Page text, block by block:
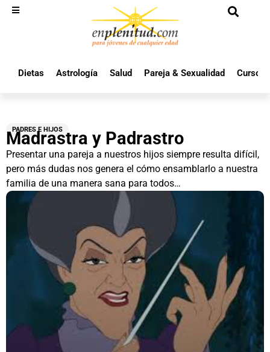
Dietas Astrología Salud Pareja & Sexualidad Cursos
PADRES E HIJOS
Madrastra y Padrastro
Presentar una pareja a nuestros hijos siempre resulta difícil,
pero más dudas nos genera el cómo ensamblarlo a nuestra
familia de una manera sana para todos…